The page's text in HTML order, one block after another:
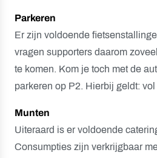
Parkeren
Er zijn voldoende
vragen supporters daarom
te komen. Kom je toch met de
parkeren op P2. Hierbij geldt: vol
Munten
Uiteraard is er voldoende
Consumpties zijn verkrijgbaar